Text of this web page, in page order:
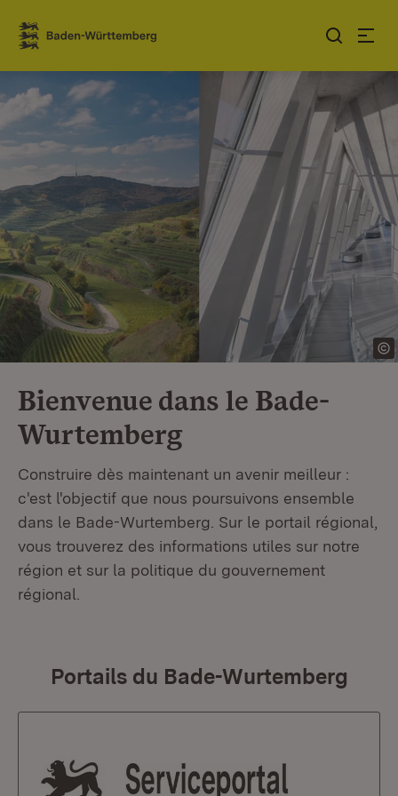
Sauter au contenu
Link zur Startseite
Bienvenue dans le Bade-
Wurtemberg
Construire dès maintenant un avenir meilleur :
c'est l'objectif que nous poursuivons ensemble
dans le Bade-Wurtemberg. Sur le portail régional,
vous trouverez des informations utiles sur notre
région et sur la politique du gouvernement
régional.
Portails du Bade-Wurtemberg